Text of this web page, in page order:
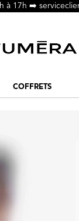
à 17h ➡️
COFFRETS